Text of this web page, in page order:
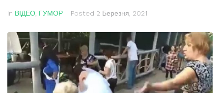
In ВІДЕО ГУМОР Posted 2 Березня, 2021